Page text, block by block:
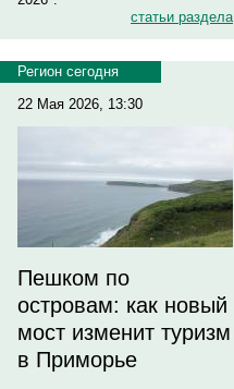
статьи раздела
Регион сегодня
22 Мая 2026, 13:30
Пешком по
островам: как новый
мост изменит туризм
в Приморье